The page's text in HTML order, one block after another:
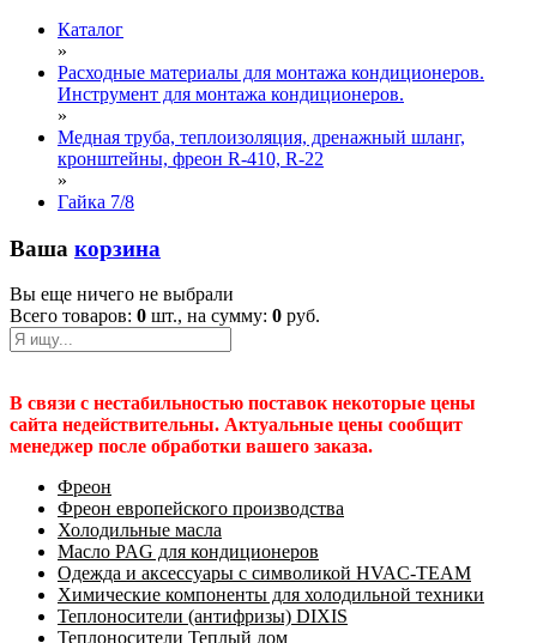
Каталог
»
Расходные материалы для монтажа кондиционеров.
Инструмент для монтажа кондиционеров.
»
Медная труба, теплоизоляция, дренажный шланг,
кронштейны, фреон R-410, R-22
»
Гайка 7/8
Ваша корзина
Вы еще ничего не выбрали
Всего товаров: 0 шт., на сумму: 0 руб.
В связи с нестабильностью поставок некоторые цены
сайта недействительны. Актуальные цены сообщит
менеджер после обработки вашего заказа.
Фреон
Фреон европейского производства
Холодильные масла
Масло PAG для кондиционеров
Одежда и аксессуары с символикой HVAC-TEAM
Химические компоненты для холодильной техники
Теплоносители (антифризы) DIXIS
Теплоносители Теплый дом